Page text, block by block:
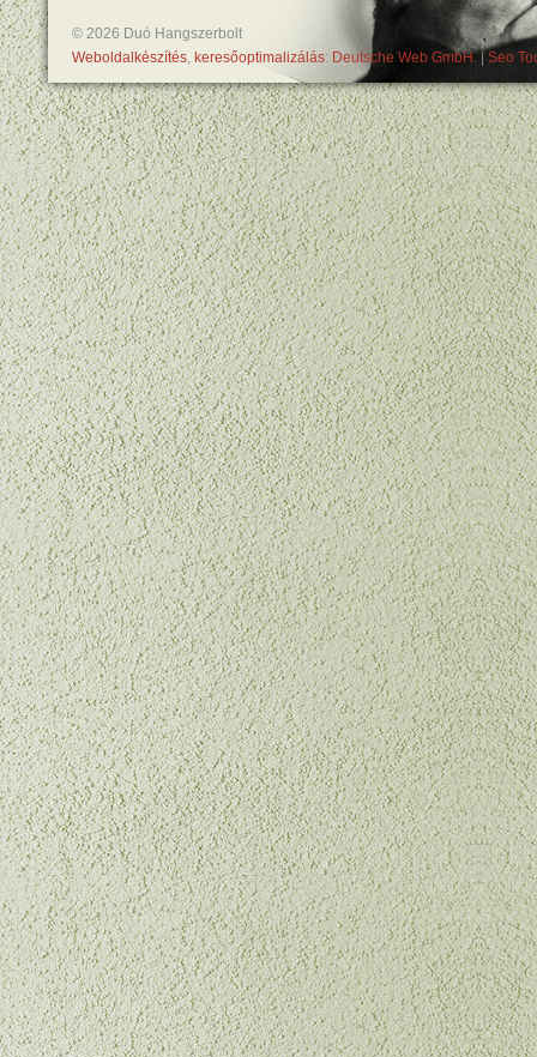
© 2026 Duó Hangszerbolt
Weboldalkészítés, keresőoptimalizálás: Deutsche Web GmbH. Seo